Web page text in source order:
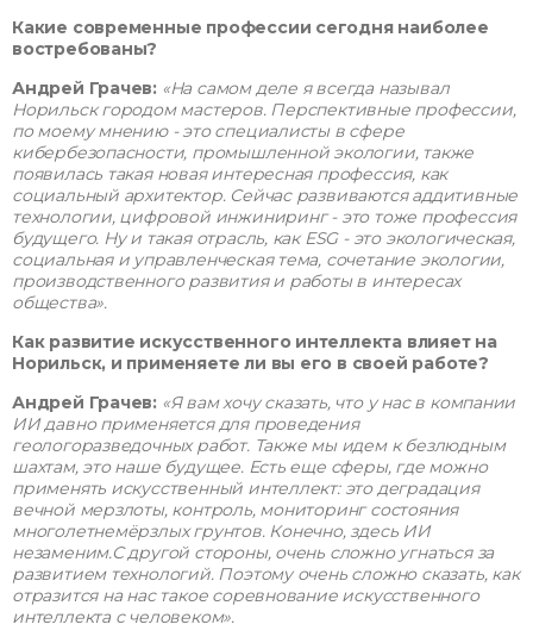
Какие современные профессии сегодня наиболее
востребованы?
Андрей Грачев: «На самом деле я всегда называл
Норильск городом мастеров. Перспективные профессии,
по моему мнению - это специалисты в сфере
кибербезопасности, промышленной экологии, также
появилась такая новая интересная профессия, как
социальный архитектор. Сейчас развиваются аддитивные
технологии, цифровой инжиниринг - это тоже профессия
будущего. Ну и такая отрасль, как ESG - это экологическая,
социальная и управленческая тема, сочетание экологии,
производственного развития и работы в интересах
общества».
Как развитие искусственного интеллекта влияет на
Норильск, и применяете ли вы его в своей работе?
Андрей Грачев: «Я вам хочу сказать, что у нас в компании
ИИ давно применяется для проведения
геологоразведочных работ. Также мы идем к безлюдным
шахтам, это наше будущее. Есть еще сферы, где можно
применять искусственный интеллект: это деградация
вечной мерзлоты, контроль, мониторинг состояния
многолетнемёрзлых грунтов. Конечно, здесь ИИ
незаменим.С другой стороны, очень сложно угнаться за
развитием технологий. Поэтому очень сложно сказать, как
отразится на нас такое соревнование искусственного
интеллекта с человеком».